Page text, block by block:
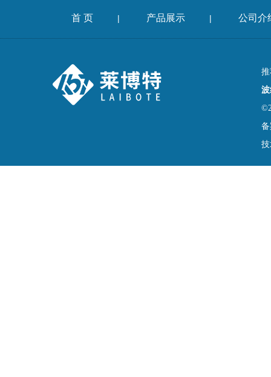
首 页 | 产品展示 | 公司介
备